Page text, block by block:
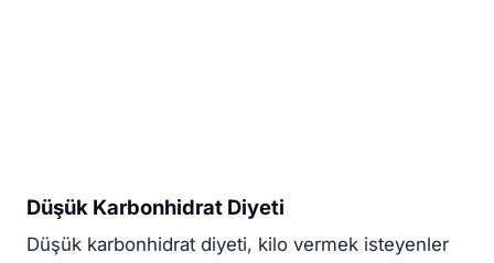
Düşük Karbonhidrat Diyeti
Düşük karbonhidrat diyeti, kilo vermek isteyenler